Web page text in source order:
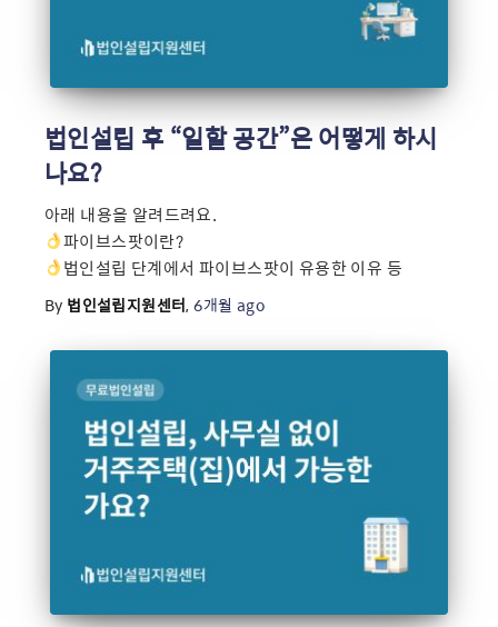
법인설립 후 “일할 공간”은 어떻게 하시
나요?
아래 내용을 알려드려요.
파이브스팟이란?
법인설립 단계에서 파이브스팟이 유용한 이유 등
By 법인설립지원센터,6개월 ago